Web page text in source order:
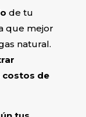
de tu
que mejor
natural.
costos de